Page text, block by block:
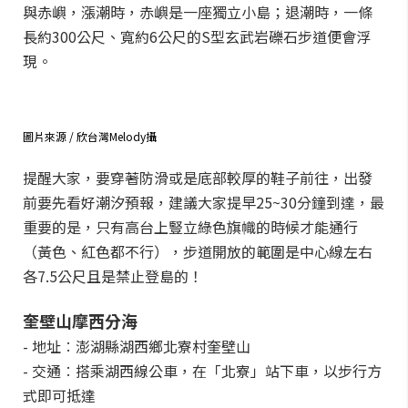
與赤嶼，漲潮時，赤嶼是一座獨立小島；退潮時，一條
長約300公尺、寬約6公尺的S型玄武岩礫石步道便會浮
現。
圖片來源 / 欣台灣Melody攝
提醒大家，要穿著防滑或是底部較厚的鞋子前往，出發
前要先看好潮汐預報，建議大家提早25~30分鐘到達，最
重要的是，只有高台上豎立綠色旗幟的時候才能通行
（黃色、紅色都不行），步道開放的範圍是中心線左右
各7.5公尺且是禁止登島的！
奎壁山摩西分海
- 地址︰澎湖縣湖西鄉北寮村奎壁山
- 交通︰搭乘湖西線公車，在「北寮」站下車，以步行方
式即可抵達